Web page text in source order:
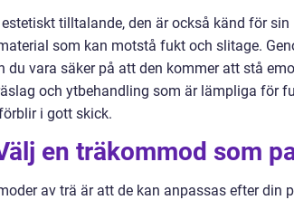
tilltalande, den är också känd för
som kan motstå fukt och slitage.
du vara säker på att den kommer att stå
och ytbehandling som är lämpliga för
i gott skick.
en träkommod som
av trä är att de kan anpassas efter din